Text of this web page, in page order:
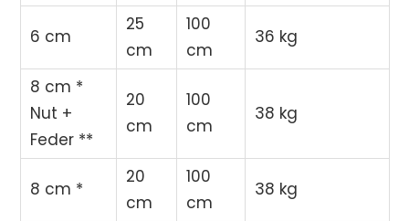
6 cm
25
cm
100
cm
36 kg
8 cm *
Nut +
Feder **
20
cm
100
cm
38 kg
8 cm *
20
cm
100
cm
38 kg